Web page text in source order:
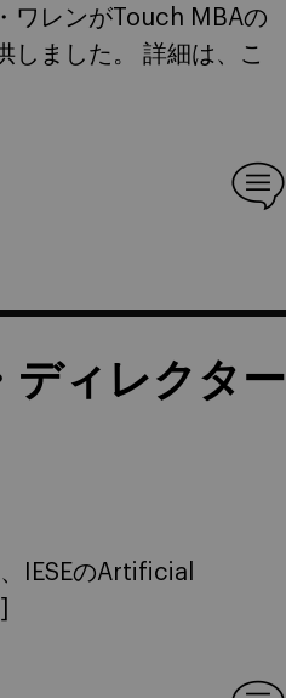
ワレンがTouch MBAの
しました。 詳細は、こ
ィレクター
IESEのArtificial